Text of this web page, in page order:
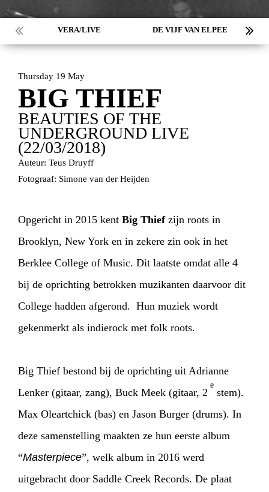
VERA/LIVE DE VIJF VAN ELPEE
Thursday 19 May
BIG THIEF
BEAUTIES OF THE
UNDERGROUND LIVE
(22/03/2018)
Auteur: Teus Druyff
Fotograaf: Simone van der Heijden
Opgericht in 2015 kent Big Thiefzijn roots in
Brooklyn, New York en in zekere zin ook in het
Berklee College of Music. Dit laatste omdat alle 4
bij de oprichting betrokken muzikanten daarvoor dit
College hadden afgerond. Hun muziek wordt
gekenmerkt als indierock met folk roots.
Big Thief bestond bij de oprichting uit Adrianne
Lenker (gitaar, zang), Buck Meek (gitaar, 2
e
stem).
Max Oleartchick (bas) en Jason Burger (drums). In
deze samenstelling maakten ze hun eerste album
“Masterpiece”, welk album in 2016 werd
uitgebracht door Saddle Creek Records. De plaat